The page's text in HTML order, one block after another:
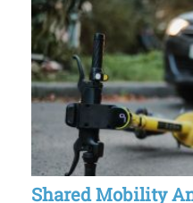
Shared Mobility